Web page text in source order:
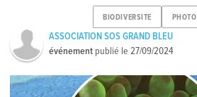
BIODIVERSITE PHOTO
ASSOCIATION SOS GRAND BLEU
événement publié le27/09/2024